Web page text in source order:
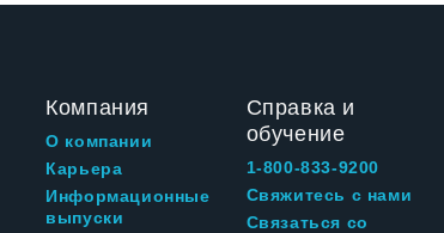
Компания
О компании
Карьера
Информационные
выпуски
Справка и
обучение
1-800-833-9200
Свяжитесь с нами
Связаться со